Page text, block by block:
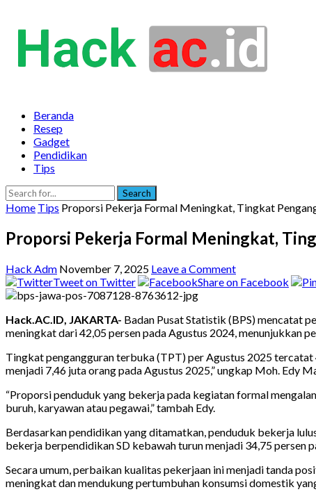
Beranda
Resep
Gadget
Pendidikan
Tips
Search
Home Tips Proporsi Pekerja Formal Meningkat, Tingkat
Proporsi Pekerja Formal Meningkat,
Hack Adm November 7, 2025 Leave a Comment
Tweet on Twitter
Share on Facebook
Hack.AC.ID, JAKARTA- Badan Pusat Statistik (BPS) mencatat
meningkat dari 42,05 persen pada Agustus 2024, menunjukkan
Tingkat pengangguran terbuka (TPT) per Agustus 2025 tercatat
menjadi 7,46 juta orang pada Agustus 2025,” ungkap Moh. Edy
“Proporsi penduduk yang bekerja pada kegiatan formal
buruh, karyawan atau pegawai,” tambah Edy.
Berdasarkan pendidikan yang ditamatkan, penduduk bekerja
bekerja berpendidikan SD kebawah turun menjadi 34,75 persen
Secara umum, perbaikan kualitas pekerjaan ini menjadi tanda
meningkat dan mendukung pertumbuhan konsumsi domestik